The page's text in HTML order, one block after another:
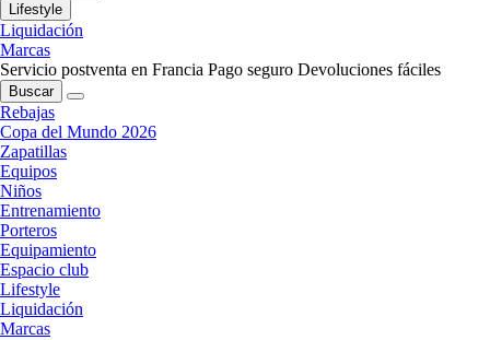
Lifestyle
Liquidación
Marcas
Servicio postventa en Francia Pago seguro Devoluciones fáciles
Buscar
Rebajas
Copa del Mundo 2026
Zapatillas
Equipos
Niños
Entrenamiento
Porteros
Equipamiento
Espacio club
Lifestyle
Liquidación
Marcas